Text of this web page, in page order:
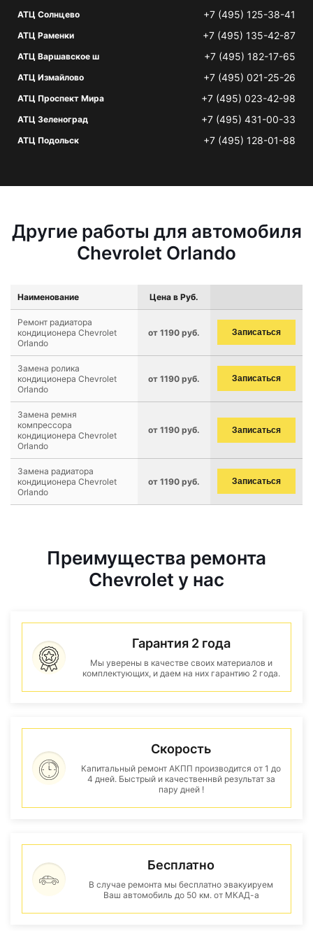
АТЦ Солнцево +7 (495) 125-38-41
АТЦ Раменки +7 (495) 135-42-87
АТЦ Варшавское ш +7 (495) 182-17-65
АТЦ Измайлово +7 (495) 021-25-26
АТЦ Проспект Мира +7 (495) 023-42-98
АТЦ Зеленоград +7 (495) 431-00-33
АТЦ Подольск +7 (495) 128-01-88
Другие работы для автомобиля
Chevrolet Orlando
Наименование Цена в Руб.
Ремонт радиатора
кондиционера Chevrolet
Orlando
от 1190 руб. Записаться
Замена ролика
кондиционера Chevrolet
Orlando
от 1190 руб. Записаться
Замена ремня
компрессора
кондиционера Chevrolet
Orlando
от 1190 руб. Записаться
Замена радиатора
кондиционера Chevrolet
Orlando
от 1190 руб. Записаться
Преимущества ремонта
Chevrolet у нас
Гарантия 2 года
Мы уверены в качестве своих материалов и
комплектующих, и даем на них гарантию 2 года.
Скорость
Капитальный ремонт АКПП производится от 1 до
4 дней. Быстрый и качественнвй результат за
пару дней !
Бесплатно
В случае ремонта мы бесплатно эвакуируем
Ваш автомобиль до 50 км. от МКАД-а